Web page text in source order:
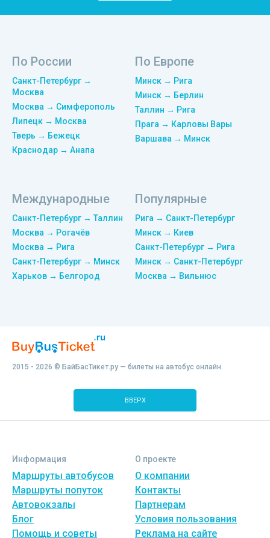
По России
Санкт-Петербург →
Москва
Москва → Симферополь
Липецк → Москва
Тверь → Бежецк
Краснодар → Анапа
По Европе
Минск → Рига
Минск → Берлин
Таллин → Рига
Прага → Карловы Вары
Варшава → Минск
Международные
Санкт-Петербург → Таллин
Москва → Рогачёв
Москва → Рига
Санкт-Петербург → Минск
Харьков → Белгород
Популярные
Рига → Санкт-Петербург
Минск → Киев
Санкт-Петербург → Рига
Минск → Санкт-Петербург
Москва → Вильнюс
2015 - 2026 © БайБасТикет.ру — билеты на автобус онлайн.
ВВЕРХ
Информация
Маршруты автобусов
Маршруты попуток
Автовокзалы
Блог
Помощь и советы
О проекте
О компании
Контакты
Партнерам
Условия пользования
Реклама на сайте